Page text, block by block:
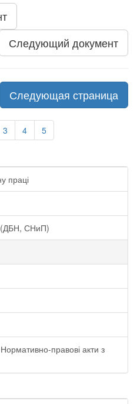
Следующий документ
Следующая страница
3 4 5
праці
(ДБН, СНиП)
правові акти з